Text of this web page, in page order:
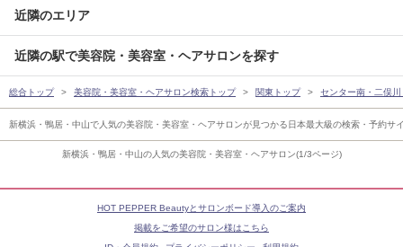
新横浜・鴨居・中山の人気の美容院・美容室・ヘアサロン(1/3ページ)
近隣のエリア
近隣の駅で美容院・美容室・ヘアサロンを探す
総合トップ 美容院・美容室・ヘアサロン検索トップ 関東トップ センター南・二俣
新横浜・鴨居・中山で人気の美容院・美容室・ヘアサロンが見つかる日本最大級の検索・予約
HOT PEPPER Beautyとサロンボード導入のご案内
掲載をご希望のサロン様はこちら